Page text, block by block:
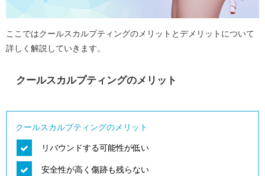
ここではクールスカルプティングのメリットとデメリットについて
詳しく解説していきます。
クールスカルプティングのメリット
クールスカルプティングのメリット
リバウンドする可能性が低い
安全性が高く傷跡も残らない